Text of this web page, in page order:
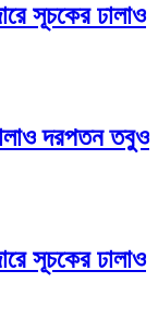
সূচকের ঢালাও
দরপতন তবুও
সূচকের ঢালাও